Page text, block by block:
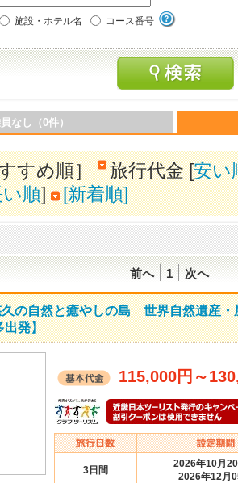
施設・ホテル名 コース番号
なし（0件）
すめ順］ 旅行代金 [安い
順] [新着順]
前へ 1 次へ
久の自然と癒やしの島 世界自然遺産
出発】
115,000円 ～
3日間
2026年10月
2026年12月